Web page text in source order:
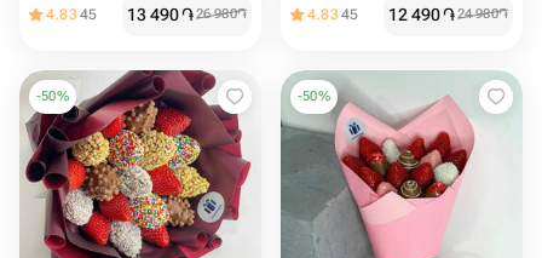
4.8345 13 490֏26 980֏ 4.8345 12 490֏24 980֏
-50% -50%